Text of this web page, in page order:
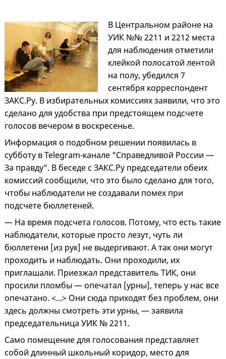
В Центральном районе на
УИК №№ 2211 и 2212 места
для наблюдения отметили
клейкой полосатой лентой
на полу, убедился 7
сентября корреспондент
ЗАКС.Ру. В избирательных комиссиях заявили, что это
сделано для удобства при предстоящем подсчете
голосов вечером в воскресенье.
Информация о подобном решении появилась в
субботу в Telegram-канале "Справедливой России —
За правду". В беседе с ЗАКС.Ру председатели обеих
комиссий сообщили, что это было сделано для того,
чтобы наблюдатели не создавали помех при
подсчете бюллетеней.
— На время подсчета голосов. Потому, что есть такие
наблюдатели, которые просто лезут, чуть ли
бюллетени [из рук] не выдергивают. А так они могут
проходить и наблюдать. Они проходили, их
приглашали. Приезжал представитель ТИК, они
просили пломбы — опечатал [урны], теперь у нас все
опечатано. <...> Они сюда приходят без проблем, они
здесь должны смотреть эти урны, — заявила
председательница УИК № 2211.
Само помещение для голосования представляет
собой длинный школьный коридор, место для